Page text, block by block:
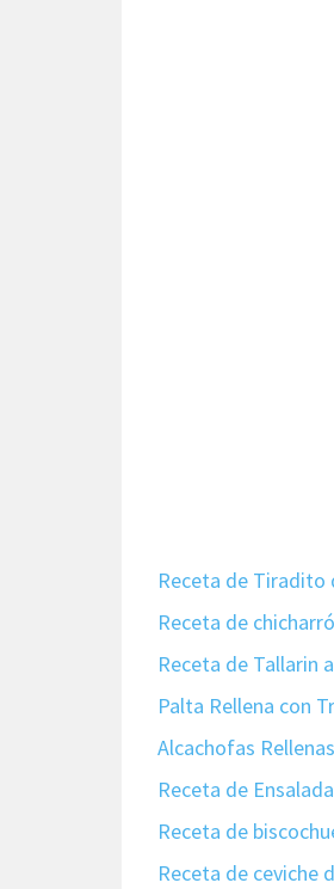
Receta de Tiradito
Receta de
Receta de Tallarin
Palta Rellena con
Alcachofas
Receta de
Receta de
Receta de ceviche